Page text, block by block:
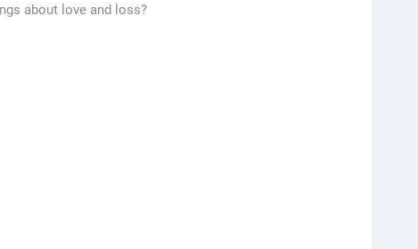
about love and loss?